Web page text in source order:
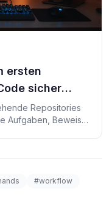
ersten
sicher
Repositories
Aufgaben, Beweise,
#workflow